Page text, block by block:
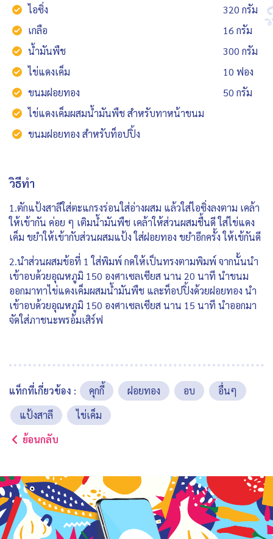
ไอซิ่ง
320 กรัม
เกลือ
16 กรัม
น้ำมันพืช
300 กรัม
ไข่แดงเค็ม
10 ฟอง
ขนมฝอยทอง
50 กรัม
ไข่แดงเค็มผสมน้ำมันพืช สำหรับทาหน้าขนม
ขนมฝอยทอง สำหรับท็อปปิ้ง
วิธีทำ
1.ตักแป้งสาลีใส่ตะแกรงร่อนใส่อ่างผสม แล้วใส่ไอซิ่งลงตาม เคล้า
ให้เข้ากัน ค่อย ๆ เติมน้ำมันพืช เคล้าให้ส่วนผสมชื้นดี ใส่ไข่แดง
เค็ม ขยำให้เข้ากับส่วนผสมแป้ง ใส่ฝอยทอง ขยำอีกครั้ง ให้เข้กันดี
2.นำส่วนผสมข้อที่ 1 ใส่พิมพ์ กดให้เป็นทรงตามพิมพ์ จากนั้นนำ
เข้าอบด้วยอุณหภูมิ 150 องศาเซลเซียส นาน 20 นาที นำขนม
ออกมาทาไข่แดงเค็มผสมน้ำมันพืช และท็อปปิ้งด้วยฝอยทอง นำ
เข้าอบด้วยอุณหภูมิ 150 องศาเซลเซียส นาน 15 นาที นำออกมา
จัดใส่ภาชนะพรอ้มเสิร์ฟ
แท็กที่เกี่ยวข้อง : คุกกี้ ฝอยทอง อบ
อื่นๆ
แป้งสาลี
ไข่เค็ม
ย้อนกลับ